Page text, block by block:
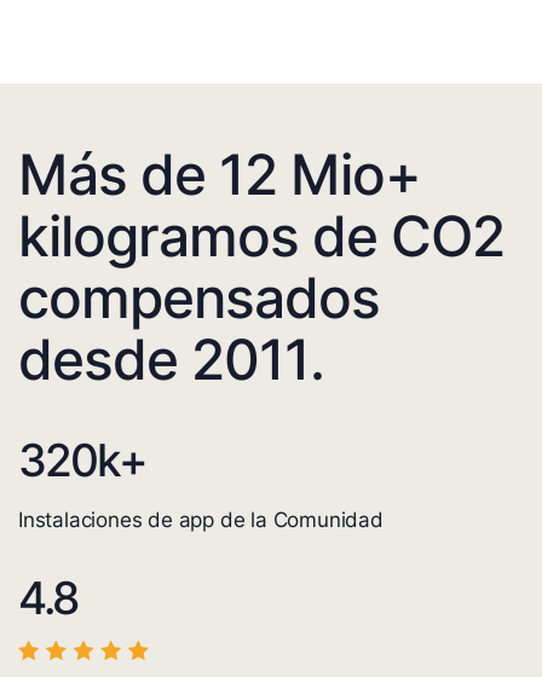
Más de 12 Mio+
kilogramos de CO2
compensados
desde 2011.
320k+
Instalaciones de app de la Comunidad
4.8